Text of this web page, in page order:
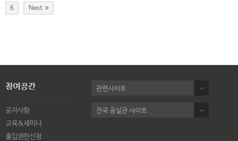
6 Next
참여공간
공지사항
교육&세미나
출입권한신청
관련사이트
전국 공실관 사이트